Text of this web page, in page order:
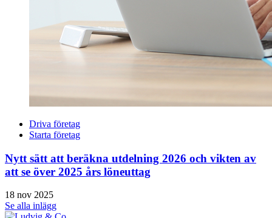
Driva företag
Starta företag
Nytt sätt att beräkna utdelning 2026 och vikten av
att se över 2025 års löneuttag
18 nov 2025
Se alla inlägg